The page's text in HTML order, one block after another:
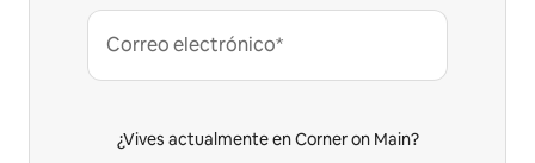
Correo electrónico*
¿Vives actualmente en Corner on Main?